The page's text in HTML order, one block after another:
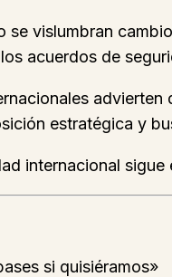
se vislumbran
acuerdos de
estratégica y
internacional
si quisiéramos»